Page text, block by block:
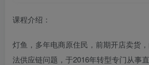
课程介绍：
灯鱼，多年电商原住民，前期开店卖货
法供应链问题，于2016年转型专门从事